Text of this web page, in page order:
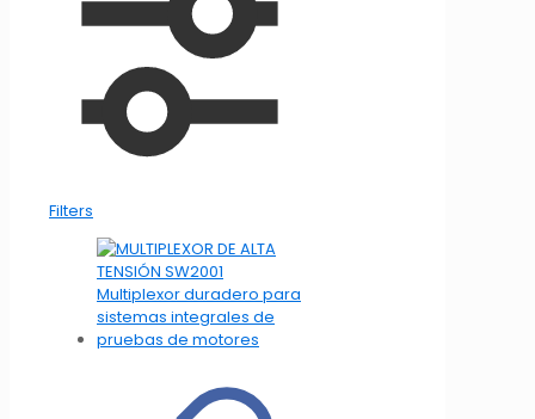
Filters